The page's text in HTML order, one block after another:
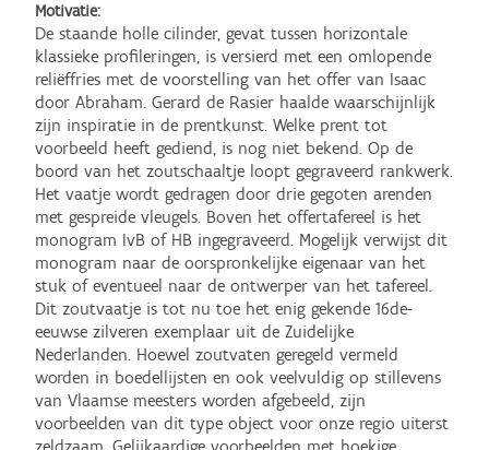
Motivatie:
De staande holle cilinder, gevat tussen horizontale
klassieke profileringen, is versierd met een omlopende
reliëffries met de voorstelling van het offer van Isaac
door Abraham. Gerard de Rasier haalde waarschijnlijk
zijn inspiratie in de prentkunst. Welke prent tot
voorbeeld heeft gediend, is nog niet bekend. Op de
boord van het zoutschaaltje loopt gegraveerd rankwerk.
Het vaatje wordt gedragen door drie gegoten arenden
met gespreide vleugels. Boven het offertafereel is het
monogram IvB of HB ingegraveerd. Mogelijk verwijst dit
monogram naar de oorspronkelijke eigenaar van het
stuk of eventueel naar de ontwerper van het tafereel.
Dit zoutvaatje is tot nu toe het enig gekende 16de-
eeuwse zilveren exemplaar uit de Zuidelijke
Nederlanden. Hoewel zoutvaten geregeld vermeld
worden in boedellijsten en ook veelvuldig op stillevens
van Vlaamse meesters worden afgebeeld, zijn
voorbeelden van dit type object voor onze regio uiterst